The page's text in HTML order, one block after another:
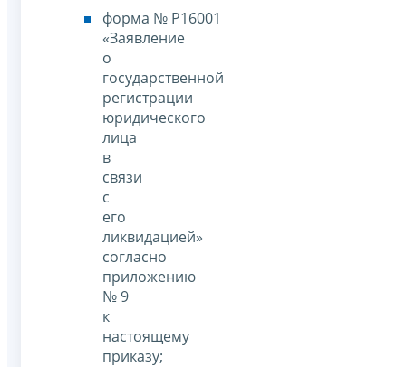
форма № Р16001
«Заявление
о
государственной
регистрации
юридического
лица
в
связи
с
его
ликвидацией»
согласно
приложению
№ 9
к
настоящему
приказу;